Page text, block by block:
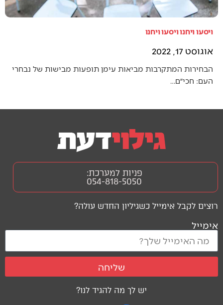
ויסעו ויחנו ויסעו ויחנו
אוגוסט 17, 2022
הבחירות המתקרבות מביאות עימן תופעות מבישות של נבחרי
העם: חכי״ם…
יש לך מה להגיד לנו?
רוצים לקבל אימייל כשגיליון החדש עולה?
אימייל
שליחה
פניות למערכת:
054-818-5050